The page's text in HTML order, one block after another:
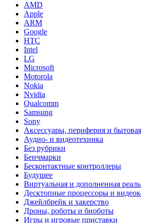
AMD
Apple
ARM
Google
HTC
Intel
LG
Microsoft
Motorola
Nokia
Nvidia
Qualcomm
Samsung
Sony
Аксессуары, периферия и
Аудио- и видеотехника
Без рубрики
Бенчмарки
Бесконтактные контроллеры
Будущее
Виртуальная и дополненная
Десктопные процессоры и
Джейлбрейк и хакерство
Дроны, роботы и биоботы
Игры и игровые приставки